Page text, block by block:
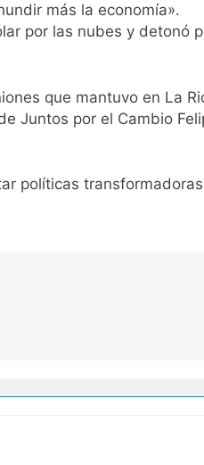
más la economía».
por las nubes y detonó
que mantuvo en La
Juntos por el Cambio
políticas transformadoras